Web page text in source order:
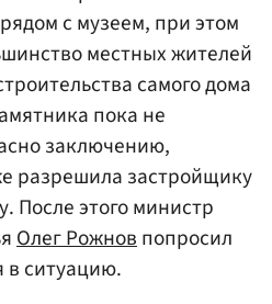
с музеем, при этом
местных жителей
самого дома
пока не
заключению,
разрешила застройщику
После этого министр
Олег Рожновпопросил
в ситуацию.